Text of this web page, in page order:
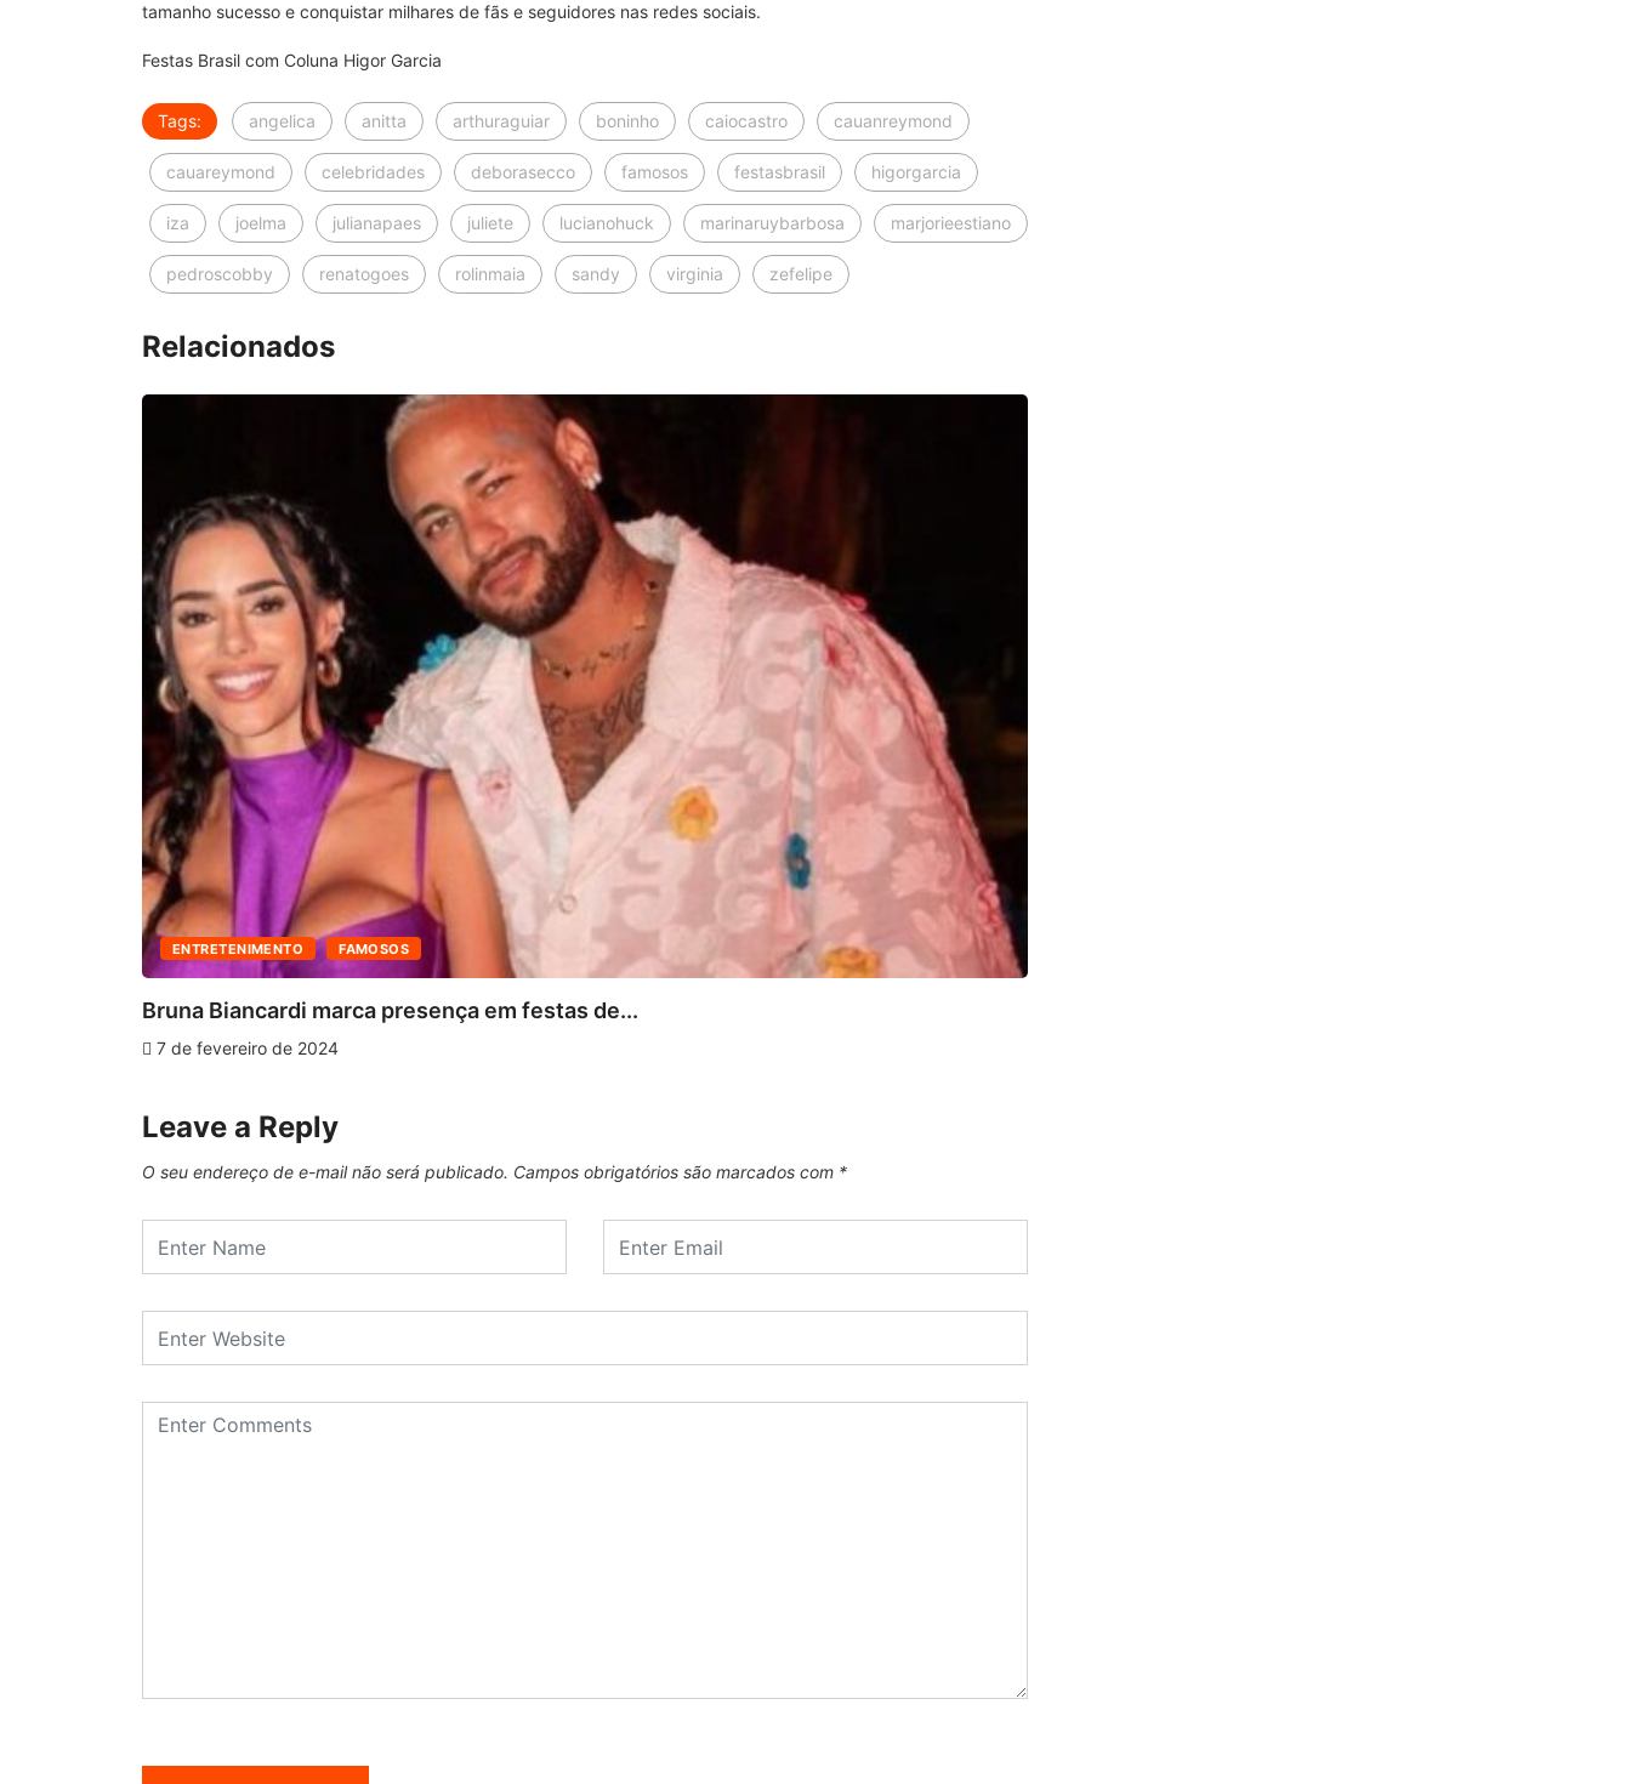
tamanho sucesso e conquistar milhares de fãs e seguidores nas redes sociais.
Festas Brasil com Coluna Higor Garcia
Tags: angelica anitta arthuraguiar boninho caiocastro cauanreymond
cauareymond celebridades deborasecco famosos festasbrasil higorgarcia
iza joelma julianapaes juliete lucianohuck marinaruybarbosa marjorieestiano
pedroscobby renatogoes rolinmaia sandy virginia zefelipe
Relacionados
ENTRETENIMENTO FAMOSOS
Bruna Biancardi marca presença em festas de...
7 de fevereiro de 2024
Leave a Reply
O seu endereço de e-mail não será publicado. Campos obrigatórios são marcados com *